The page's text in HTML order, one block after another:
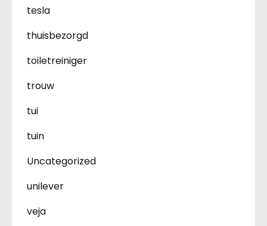
tesla
thuisbezorgd
toiletreiniger
trouw
tui
tuin
Uncategorized
unilever
veja